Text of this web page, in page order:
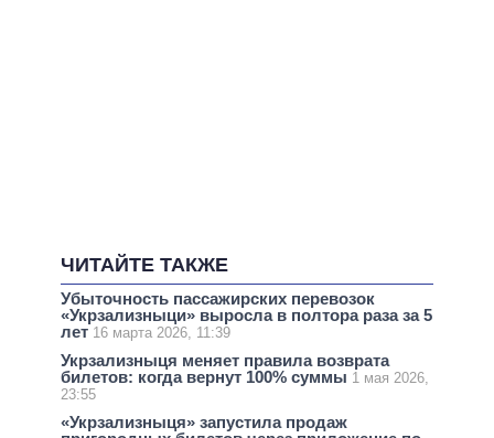
ЧИТАЙТЕ ТАКЖЕ
Убыточность пассажирских перевозок
«Укрзализныци» выросла в полтора раза за 5
лет 16 марта 2026, 11:39
Укрзализныця меняет правила возврата
билетов: когда вернут 100% суммы 1 мая 2026,
23:55
«Укрзализныця» запустила продаж